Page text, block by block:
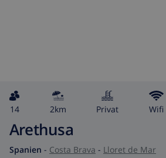
14 2km Privat wifi
Arethusa
Spanien - Costa Brava - Lloret de Mar